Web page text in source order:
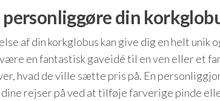
din
af din korkglobus kan give dig en helt
en fantastisk gaveidé til en ven eller et
hvad de ville sætte pris på. En
rejser på ved at tilføje farverige pinde